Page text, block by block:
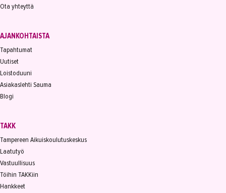
Ota yhteyttä
AJANKOHTAISTA
Tapahtumat
Uutiset
Loistoduuni
Asiakaslehti Sauma
Blogi
TAKK
Tampereen Aikuiskoulutuskeskus
Laatutyö
Vastuullisuus
Töihin TAKKiin
Hankkeet